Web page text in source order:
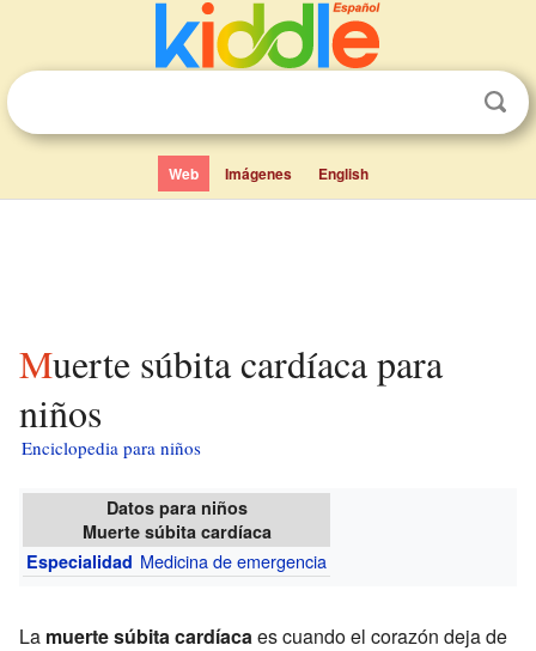
Web Imágenes English
Muerte súbita cardíaca para
niños
Enciclopedia para niños
Datos para niños
Muerte súbita cardíaca
Especialidad Medicina de emergencia
La muerte súbita cardíacaes cuando el corazón deja de